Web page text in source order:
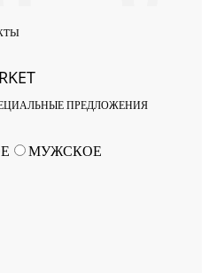
ПРЕДЛОЖЕНИЯ
МУЖСКОЕ